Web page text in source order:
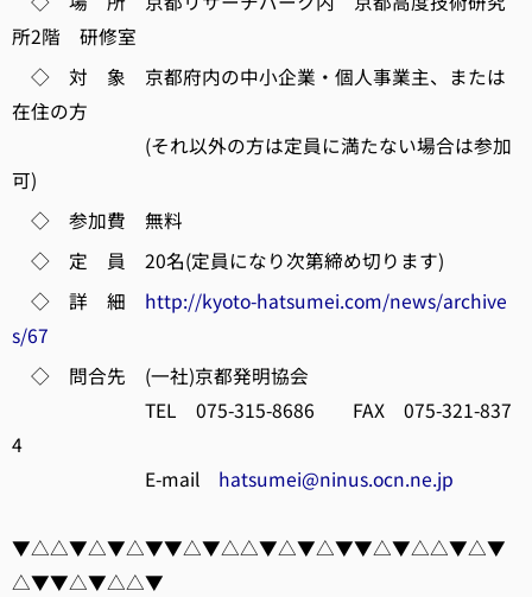
所2階 研修室
◇ 対 象 京都府内の中小企業・個人事業主、または
在住の方
(それ以外の方は定員に満たない場合は参加
可)
◇ 参加費 無料
◇ 定 員 20名(定員になり次第締め切ります)
◇ 詳 細 http://kyoto-hatsumei.com/news/archive
s/67
◇ 問合先 (一社)京都発明協会
TEL 075-315-8686 FAX 075-321-837
4
E-mail hatsumei@ninus.ocn.ne.jp
▼△△▼△▼△▼▼△▼△△▼△▼△▼▼△▼△△▼△▼
△▼▼△▼△△▼